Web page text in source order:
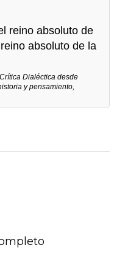
reino absoluto de
absoluto de la
Dialéctica desde
y pensamiento,